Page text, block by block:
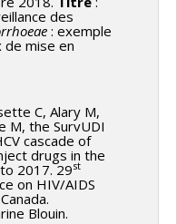
des
: exemple
mise en
C, Alary M,
M, the SurvUDI
cascade of
drugs in the
2017. 29st
on HIV/AIDS
Blouin.